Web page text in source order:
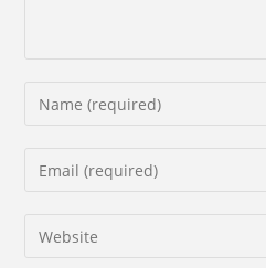
Enter
Enter
address
Enter